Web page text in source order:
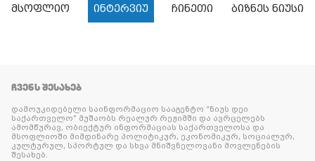
მსოფლიო
ინტერვიუ ჩინეთი ბიზნეს ნიუსი
ᲩᲕᲔᲜᲡ ᲨᲔᲡᲐᲮᲔᲑ
დამოუკიდებელი საინფორმაციო სააგენტო “ნიუს დეი
საქართველო” მუშაობს რეალურ რეჟიმში და ავრცელებს
ამომწურავ, ობიექტურ ინფორმაციას საქართველოსა და
მსოფლიოში მიმდინარე პოლიტიკურ, ეკონომიკურ, სოციალურ,
კულტურულ, სპორტულ და სხვა მნიშვნელოვანი მოვლენების
შესახებ.